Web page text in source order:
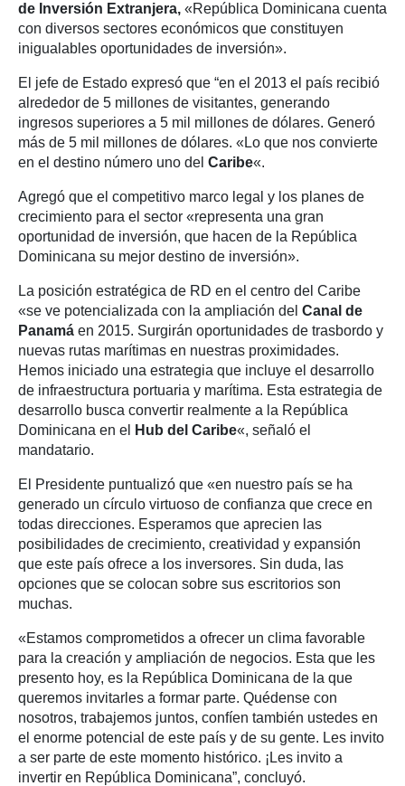
de Inversión Extranjera, «República Dominicana cuenta
con diversos sectores económicos que constituyen
inigualables oportunidades de inversión».
El jefe de Estado expresó que “en el 2013 el país recibió
alrededor de 5 millones de visitantes, generando
ingresos superiores a 5 mil millones de dólares. Generó
más de 5 mil millones de dólares. «Lo que nos convierte
en el destino número uno del Caribe«.
Agregó que el competitivo marco legal y los planes de
crecimiento para el sector «representa una gran
oportunidad de inversión, que hacen de la República
Dominicana su mejor destino de inversión».
La posición estratégica de RD en el centro del Caribe
«se ve potencializada con la ampliación del Canal de
Panamá en 2015. Surgirán oportunidades de trasbordo y
nuevas rutas marítimas en nuestras proximidades.
Hemos iniciado una estrategia que incluye el desarrollo
de infraestructura portuaria y marítima. Esta estrategia de
desarrollo busca convertir realmente a la República
Dominicana en el
Hub del Caribe«, señaló el
mandatario.
El Presidente puntualizó que «en nuestro país se ha
generado un círculo virtuoso de confianza que crece en
todas direcciones. Esperamos que aprecien las
posibilidades de crecimiento, creatividad y expansión
que este país ofrece a los inversores. Sin duda, las
opciones que se colocan sobre sus escritorios son
muchas.
«Estamos comprometidos a ofrecer un clima favorable
para la creación y ampliación de negocios. Esta que les
presento hoy, es la República Dominicana de la que
queremos invitarles a formar parte. Quédense con
nosotros, trabajemos juntos, confíen también ustedes en
el enorme potencial de este país y de su gente. Les invito
a ser parte de este momento histórico. ¡Les invito a
invertir en República Dominicana”, concluyó.